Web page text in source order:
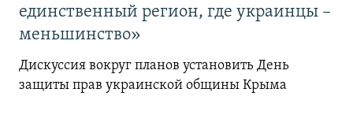
единственный регион, где украинцы –
меньшинство»
Дискуссия вокруг планов установить День
защиты прав украинской общины Крыма